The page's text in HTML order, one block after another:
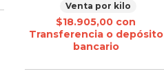
Venta por kilo
$18.905,00 con
Transferencia o depósito
bancario